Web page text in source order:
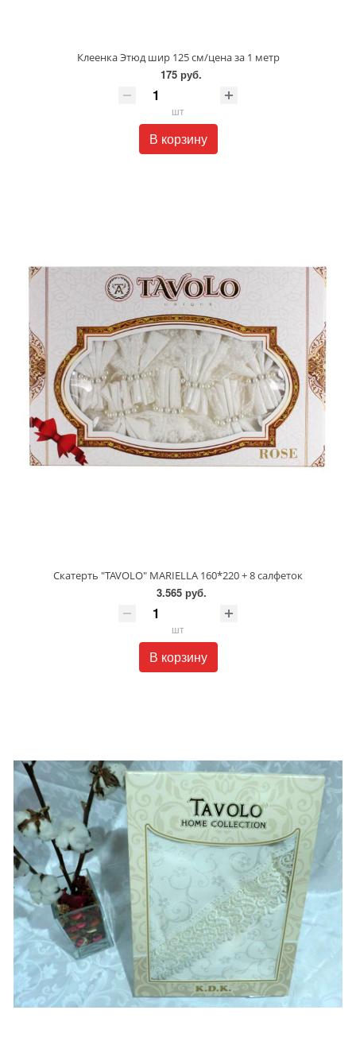
Клеенка Этюд шир 125 см/цена за 1 метр
175 руб.
шт
В корзину
Скатерть "TAVOLO" MARIELLA 160*220 + 8 салфеток
3.565 руб.
шт
В корзину